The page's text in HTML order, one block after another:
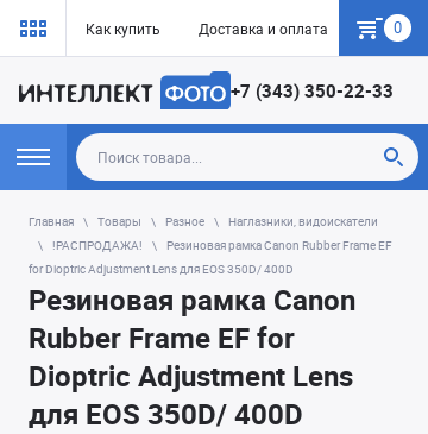
Как купить Доставка и оплата Гарантия
0
+7 (343) 350-22-33
Главная Товары Разное
Наглазники, видоискатели
!РАСПРОДАЖА!
Резиновая рамка Canon Rubber Frame EF
for Dioptric Adjustment Lens для EOS 350D/ 400D
Резиновая рамка Canon
Rubber Frame EF for
Dioptric Adjustment Lens
для EOS 350D/ 400D